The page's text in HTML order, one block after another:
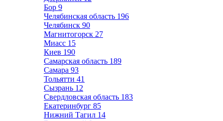
Бор 9
Челябинская область 196
Челябинск 90
Магнитогорск 27
Миасс 15
Киев 190
Самарская область 189
Самара 93
Тольятти 41
Сызрань 12
Свердловская область 183
Екатеринбург 85
Нижний Тагил 14